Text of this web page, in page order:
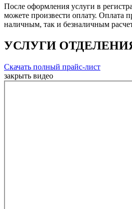
После оформления услуги в
можете произвести оплату. Оплата
наличным, так и безналичным
УСЛУГИ
Скачать полный прайс-лист
закрыть видео